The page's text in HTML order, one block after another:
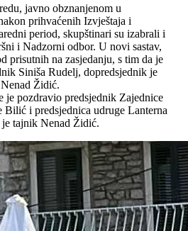
javno obznanjenom u
prihvaćenih Izvještaja i
period, skupštinari su izabrali i
i Nadzorni odbor. U novi sastav,
prisutnih na zasjedanju, s tim da je
Siniša Rudelj, dopredsjednik je
Židić.
je pozdravio predsjednik Zajednice
Bilić i predsjednica udruge Lanterna
tajnik Nenad Židić.